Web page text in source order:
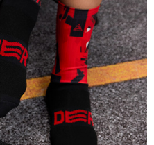
個別帳號之用戶狀況，依本公司即
不足之情形，本公司將視審查結果
訊註冊。若發現惡意使用之情形，
之使用額度並採取法律行動。